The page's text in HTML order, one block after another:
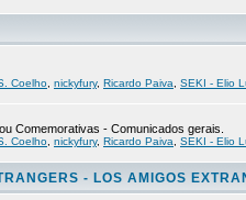
Coelho nickyfury, Ricardo Paiva
SEKI - Elio
Comemorativas - Comunicados gerais.
Coelho nickyfury, Ricardo Paiva
SEKI - Elio
- LOS AMIGOS